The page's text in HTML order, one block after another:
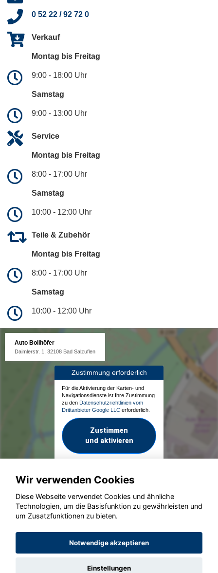
0 52 22 / 92 72 0
Verkauf
Montag bis Freitag
9:00 - 18:00 Uhr
Samstag
9:00 - 13:00 Uhr
Service
Montag bis Freitag
8:00 - 17:00 Uhr
Samstag
10:00 - 12:00 Uhr
Teile & Zubehör
Montag bis Freitag
8:00 - 17:00 Uhr
Samstag
10:00 - 12:00 Uhr
Auto Bollhöfer
Daimlerstr. 1, 32108 Bad Salzuflen
Zustimmung erforderlich
Für die Aktivierung der Karten- und
Navigationsdienste ist Ihre Zustimmung
zu den Datenschutzrichtlinien vom
Drittanbieter Google LLC erforderlich.
Zustimmen
und aktivieren
© konjunkturmotor.de GmbH 2020 - 2026
Wir verwenden Cookies
Diese Webseite verwendet Cookies und ähnliche
Technologien, um die Basisfunktion zu gewährleisten und
um Zusatzfunktionen zu bieten.
Notwendige akzeptieren
Einstellungen